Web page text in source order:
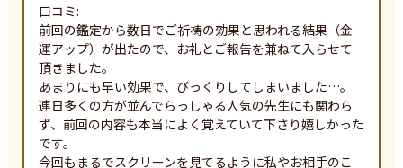
口コミ:
前回の鑑定から数日でご祈祷の効果と思われる結果（金
運アップ）が出たので、お礼とご報告を兼ねて入らせて
頂きました。
あまりにも早い効果で、びっくりしてしまいました…。
連日多くの方が並んでらっしゃる人気の先生にも関わら
ず、前回の内容も本当によく覚えていて下さり嬉しかった
です。
今回もまるでスクリーンを見てるように私やお相手のこ